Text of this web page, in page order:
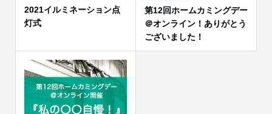
2021イルミネーション点
灯式
第12回ホームカミングデー
＠オンライン！ありがとう
ございました！